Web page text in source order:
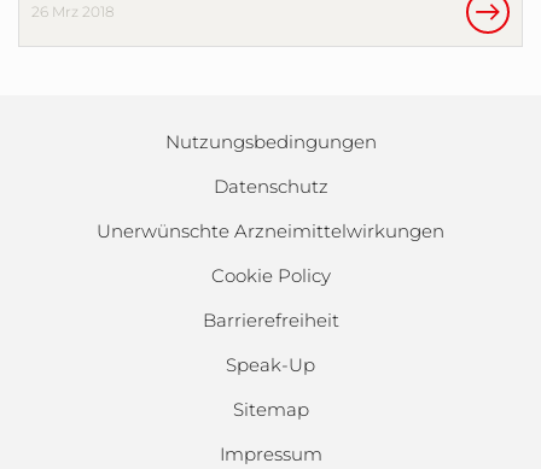
26 Mrz 2018
Nutzungsbedingungen
Datenschutz
Unerwünschte Arzneimittelwirkungen
Cookie Policy
Barrierefreiheit
Speak-Up
Sitemap
Impressum